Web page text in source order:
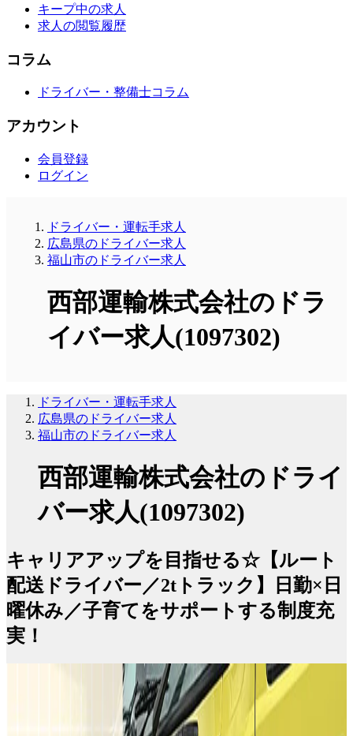
キープ中の求人
求人の閲覧履歴
コラム
ドライバー・整備士コラム
アカウント
会員登録
ログイン
ドライバー・運転手求人
広島県のドライバー求人
福山市のドライバー求人
西部運輸株式会社のドラ
イバー求人(1097302)
ドライバー・運転手求人
広島県のドライバー求人
福山市のドライバー求人
西部運輸株式会社のドライ
バー求人(1097302)
キャリアアップを目指せる☆【ルート
配送ドライバー／2tトラック】日勤×日
曜休み／子育てをサポートする制度充
実！